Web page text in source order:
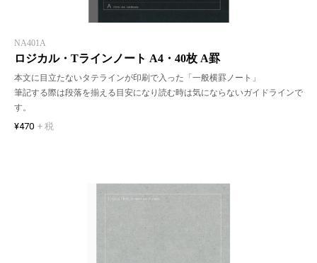
NA401A
ロジカル・Tラインノート A4・40枚 A罫
本文に目立たないタテラインが印刷で入った「一般横罫ノート」
筆記する際は段落を揃える目安になり読む時は気にならないガイドラインで
す。
¥470 + 税